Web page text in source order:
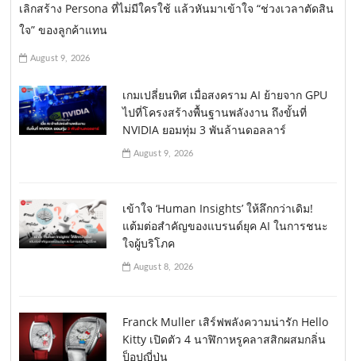
เลิกสร้าง Persona ที่ไม่มีใครใช้ แล้วหันมาเข้าใจ “ช่วงเวลาตัดสิน
ใจ” ของลูกค้าแทน
August 9, 2026
เกมเปลี่ยนทิศ เมื่อสงคราม AI ย้ายจาก GPU
ไปที่โครงสร้างพื้นฐานพลังงาน ถึงขั้นที่
NVIDIA ยอมทุ่ม 3 พันล้านดอลลาร์
August 9, 2026
เข้าใจ ‘Human Insights’ ให้ลึกกว่าเดิม!
แต้มต่อสำคัญของแบรนด์ยุค AI ในการชนะ
ใจผู้บริโภค
August 8, 2026
Franck Muller เสิร์ฟพลังความน่ารัก Hello
Kitty เปิดตัว 4 นาฬิกาหรูคลาสสิกผสมกลิ่น
ป็อปญี่ปุ่น